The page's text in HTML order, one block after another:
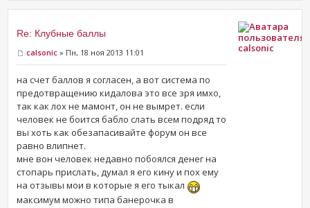
Re: Клубные баллы
calsonic » Пн, 18 ноя 2013 11:01
на счет баллов я согласен, а вот система по
предотвращению кидалова это все зря имхо,
так как лох не мамонт, он не вымрет. если
человек не боится бабло слать всем подряд то
вы хоть как обезапасивайте форум он все
равно влипнет.
мне вон человек недавно побоялся денег на
стопарь прислать, думал я его кину и пох ему
на отзывы мои в которые я его тыкал
максимум можно типа банерочка в
calsonic